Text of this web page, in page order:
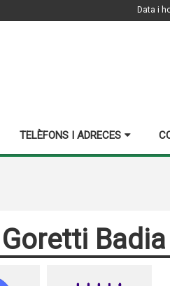
Data i
TELÈFONS I ADRECES
Badia